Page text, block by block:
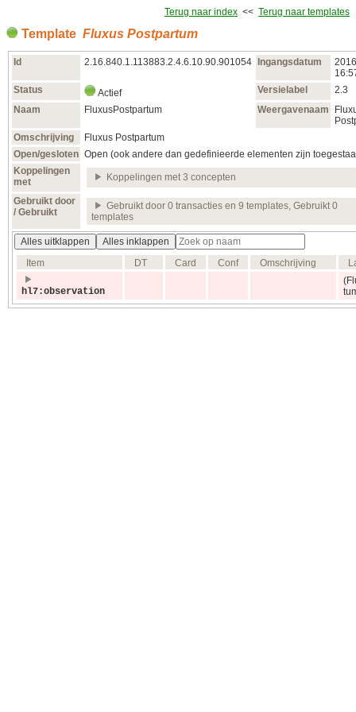
Terug naar index << Terug naar templates
Template Fluxus Postpartum
Id 2.16.840.1.113883.2.4.6.10.90.901054 Ingangsdatum
Status
Actief Versielabel
2.3
Naam
FluxusPostpartum Weergavenaam
Omschrijving
Fluxus Postpartum
Open/gesloten Open (ook andere dan gedefinieerde elementen zijn
Koppelingen
met
Koppelingen met 3 concepten
Gebruikt door
/ Gebruikt
Gebruikt door 0 transacties en 9 templates, Gebruikt 0
templates
Alles uitklappen
Alles inklappen
Item
DT Card Conf Omschrijving
hl7:observation